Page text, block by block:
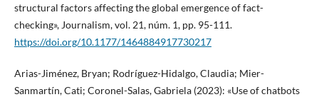
structural factors affecting the global emergence of fact-
checking», Journalism, vol. 21, núm. 1, pp. 95-111.
https://doi.org/10.1177/1464884917730217
Arias-Jiménez, Bryan; Rodríguez-Hidalgo, Claudia; Mier-
Sanmartín, Cati; Coronel-Salas, Gabriela (2023): «Use of chatbots